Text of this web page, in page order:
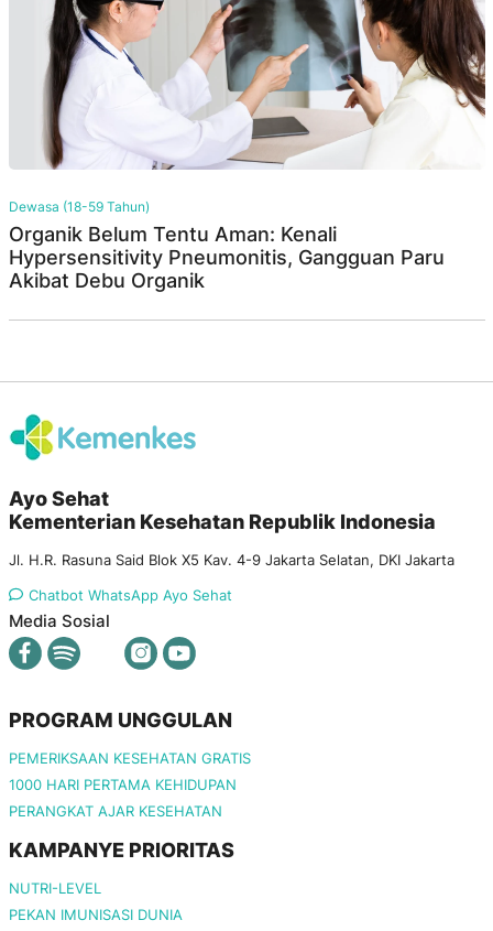
Dewasa (18-59 Tahun)
Organik Belum Tentu Aman: Kenali
Hypersensitivity Pneumonitis, Gangguan Paru
Akibat Debu Organik
Ayo Sehat
Kementerian Kesehatan Republik Indonesia
Jl. H.R. Rasuna Said Blok X5 Kav. 4-9 Jakarta Selatan, DKI Jakarta
Chatbot WhatsApp Ayo Sehat
Media Sosial
PROGRAM UNGGULAN
PEMERIKSAAN KESEHATAN GRATIS
1000 HARI PERTAMA KEHIDUPAN
PERANGKAT AJAR KESEHATAN
KAMPANYE PRIORITAS
NUTRI-LEVEL
PEKAN IMUNISASI DUNIA